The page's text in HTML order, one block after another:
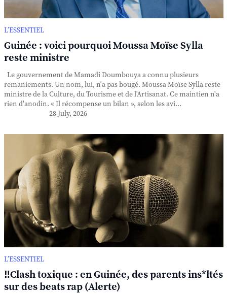
L’ESSENTIEL
Guinée : voici pourquoi Moussa Moïse Sylla
reste ministre
Le gouvernement de Mamadi Doumbouya a connu plusieurs
remaniements. Un nom, lui, n'a pas bougé. Moussa Moïse Sylla reste
ministre de la Culture, du Tourisme et de l'Artisanat. Ce maintien n'a
rien d'anodin. « Il récompense un bilan », selon les avi...
28 July, 2026
L’ESSENTIEL
‼️Clash toxique : en Guinée, des parents ins*ltés
sur des beats rap (Alerte)